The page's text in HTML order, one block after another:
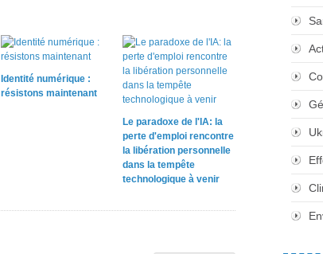
Identité numérique :
résistons maintenant
Le paradoxe de l'IA: la
perte d'emploi rencontre
la libération personnelle
dans la tempête
technologique à venir